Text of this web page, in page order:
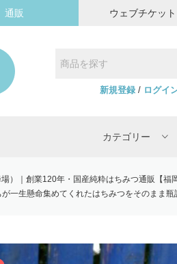
通販 ウェブチケット
新規登録/ ログイ
カテゴリー
）｜創業120年・国産純粋はちみつ通販【福
一生懸命集めてくれたはちみつをそのまま